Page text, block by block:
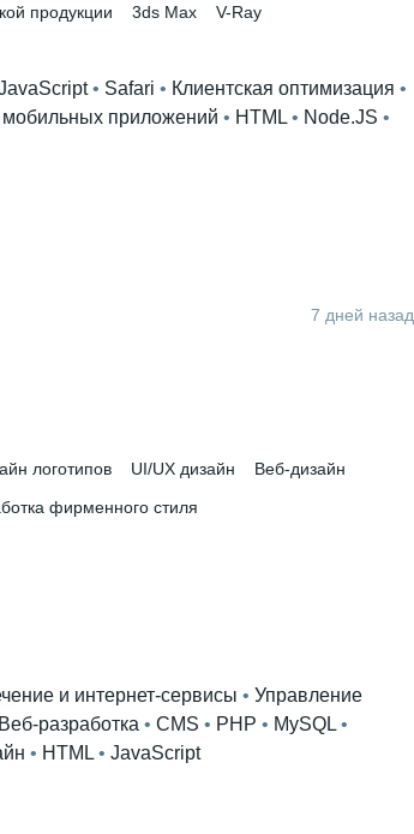
продукции 3ds Max V-Ray
• Safari • Клиентская оптимизация
мобильных приложений • HTML • Node.JS
7 дней назад
логотипов UI/UX дизайн
Веб-дизайн
фирменного стиля
и интернет-сервисы • Управление
Веб-разработка • CMS • PHP • MySQL
• HTML • JavaScript